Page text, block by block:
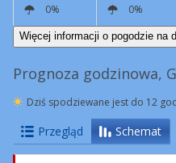
0%
0%
W
7 km/h NE
8 km/h
Więcej informacji o pogodzie na
Prognoza godzinowa,
Dziś spodziewane jest do 12
Przegląd Schemat